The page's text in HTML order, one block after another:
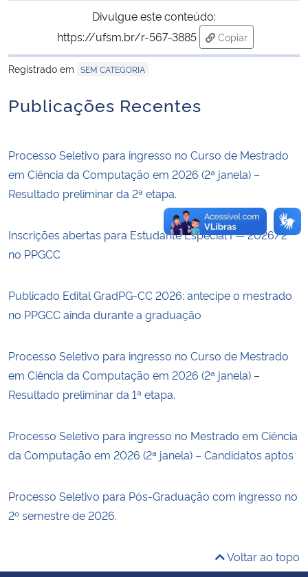
Gabinete de Segurança InstitucionalDivulgue este conteúdo:
https://ufsm.br/r-567-3885
Copiar
para área de
Registrado em SEM CATEGORIA
Publicações Recentes
Processo Seletivo para ingresso no Curso de Mestrado
em Ciência da Computação em 2026 (2ª janela) –
Resultado preliminar da 2ª etapa.
Inscrições abertas para Estudante Especial I — 2026/2
no PPGCC
Publicado Edital GradPG-CC 2026: antecipe o mestrado
no PPGCC ainda durante a graduação
Processo Seletivo para ingresso no Curso de Mestrado
em Ciência da Computação em 2026 (2ª janela) –
Resultado preliminar da 1ª etapa.
Processo Seletivo para ingresso no Mestrado em Ciência
da Computação em 2026 (2ª janela) – Candidatos aptos
Processo Seletivo para Pós-Graduação com ingresso no
2º semestre de 2026.
Voltar ao topo